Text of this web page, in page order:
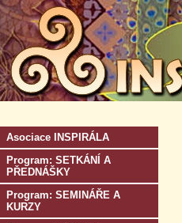
Asociace INSPIRÁLA
Program: SETKÁNÍ A
PŘEDNÁŠKY
Program: SEMINÁŘE A
KURZY